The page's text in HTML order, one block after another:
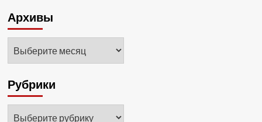
Архивы
Рубрики